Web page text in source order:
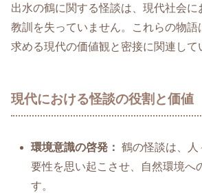
出水の鶴に関する怪談は、現代社会に
教訓を失っていません。これらの物語
求める現代の価値観と密接に関連して
現代における怪談の役割と価値
環境意識の啓発： 鶴の怪談は、人
要性を思い起こさせ、自然環境へ
す。